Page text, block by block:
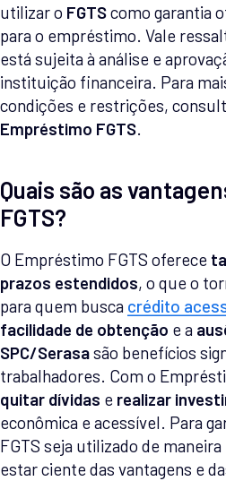
utilizar o FGTScomo garantia
para o empréstimo. Vale
está sujeita à análise e
instituição financeira. Para
condições e restrições,
Empréstimo FGTS.
Quais são as
FGTS?
O Empréstimo FGTS oferece
prazos estendidos, o que o
para quem busca crédito
facilidade de obtenção e a
SPC/Serasasão benefícios
trabalhadores. Com o
quitar dívidas e realizar
econômica e acessível. Para
FGTS seja utilizado de
estar ciente das vantagens e